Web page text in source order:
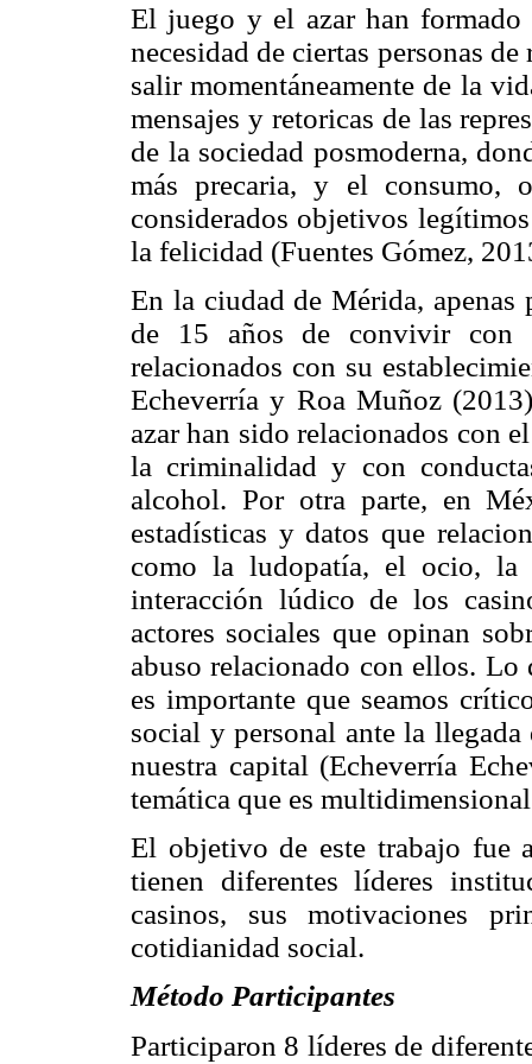
El juego y el azar han
necesidad de ciertas personas
salir momentáneamente de la
mensajes y retoricas de las
de la sociedad posmoderna,
más precaria, y el consumo,
considerados objetivos
la felicidad (Fuentes Gómez,
En la ciudad de Mérida, apenas
de 15 años de convivir con
relacionados con su
Echeverría y Roa Muñoz
azar han sido relacionados con
la criminalidad y con
alcohol. Por otra parte, en
estadísticas y datos que
como la ludopatía, el ocio,
interacción lúdico de los
actores sociales que opinan
abuso relacionado con ellos. Lo
es importante que seamos
social y personal ante la
nuestra capital (Echeverría
temática que es
El objetivo de este trabajo fue
tienen diferentes líderes
casinos, sus motivaciones
cotidianidad social.
Método Participantes
Participaron 8 líderes de